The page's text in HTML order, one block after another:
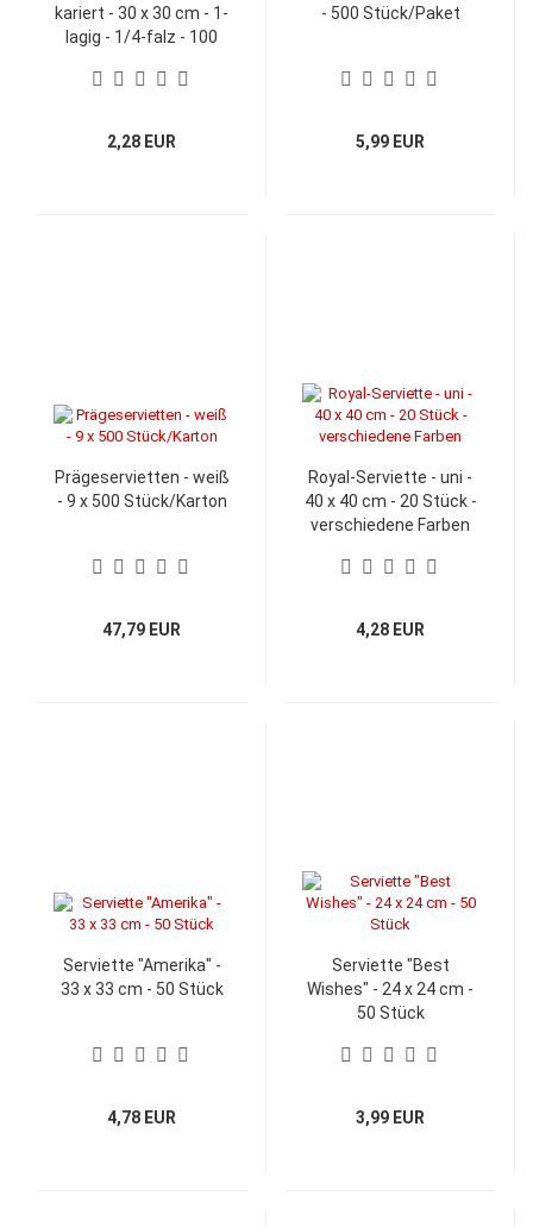
kariert - 30 x 30 cm - 1-
lagig - 1/4-falz - 100
blau/ weiß, gelb/weiß
2,28 EUR
- 500 Stück/Paket
5,99 EUR
Prägeservietten - weiß
- 9 x 500 Stück/Karton
47,79 EUR
Royal-Serviette - uni -
40 x 40 cm - 20 Stück -
verschiedene Farben
4,28 EUR
Serviette "Amerika" -
33 x 33 cm - 50 Stück
4,78 EUR
Serviette "Best
Wishes" - 24 x 24 cm -
50 Stück
3,99 EUR